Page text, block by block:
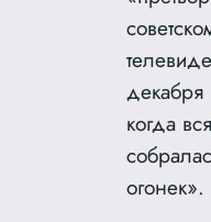
декабря
когда
огонек».